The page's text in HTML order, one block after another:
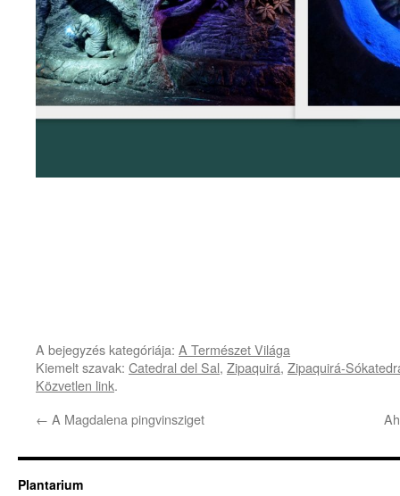
A bejegyzés kategóriája: A Természet Világa
Kiemelt szavak: Catedral del Sal, Zipaquirá, Zipaquirá-
Közvetlen link.
← A Magdalena pingvinsziget
Plantarium